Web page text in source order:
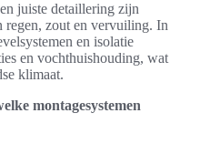
juiste detaillering zijn
regen, zout en vervuiling. In
en isolatie
en vochthuishouding, wat
klimaat.
montagesystemen